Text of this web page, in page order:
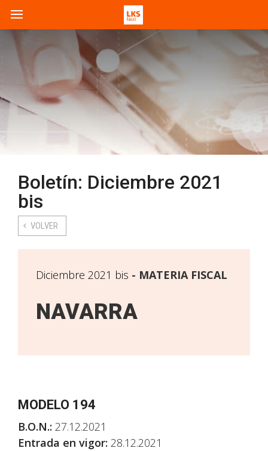
Boletín: Diciembre 2021
bis
VOLVER
Diciembre 2021 bis MATERIA FISCAL
NAVARRA
MODELO 194
B.O.N.: 27.12.2021
Entrada en vigor: 28.12.2021